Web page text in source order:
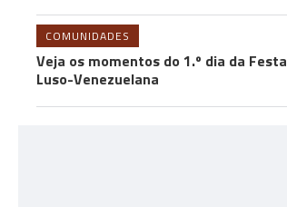
COMUNIDADES
Veja os momentos do 1.º dia da Festa
Luso-Venezuelana